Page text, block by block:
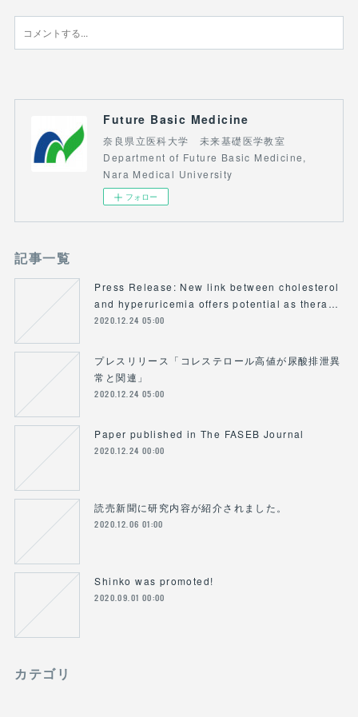
Future Basic Medicine
奈良県立医科大学 未来基礎医学教室
Department of Future Basic Medicine,
Nara Medical University
フォロー
記事一覧
Press Release: New link between cholesterol
and hyperuricemia offers potential as thera…
2020.12.24 05:00
プレスリリース「コレステロール高値が尿酸排泄異
常と関連」
2020.12.24 05:00
Paper published in The FASEB Journal
2020.12.24 00:00
読売新聞に研究内容が紹介されました。
2020.12.06 01:00
Shinko was promoted!
2020.09.01 00:00
カテゴリ